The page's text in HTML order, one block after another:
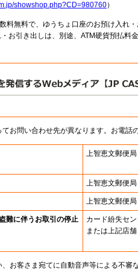
showshop.php?CD=980760）
料無料で、ゆうちょ口座のお預け入れ
お引き出しは、別途、ATM硬貨預払料
お問い合わせ先が異なります。お電話
上智恵文郵便局
上智恵文郵便局
上智恵文郵便局
難に伴うお取引の停止
カード紛失セ
または上記店舗
、お客さま宛てに自動音声等による不審